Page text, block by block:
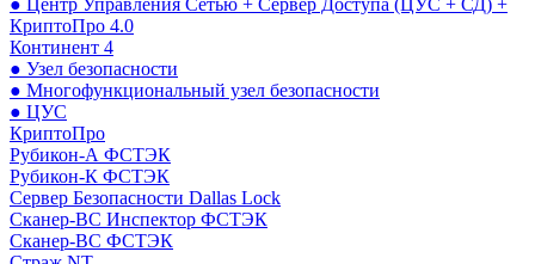
КриптоПро 4.0
Континент 4
● Узел безопасности
● Многофункциональный узел безопасности
● ЦУС
КриптоПро
Рубикон-А ФСТЭК
Рубикон-К ФСТЭК
Сервер Безопасности Dallas Lock
Сканер-ВС Инспектор ФСТЭК
Сканер-ВС ФСТЭК